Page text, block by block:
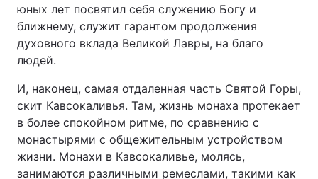
юных лет посвятил себя служению Богу и
ближнему, служит гарантом продолжения
духовного вклада Великой Лавры, на благо
людей.
И, наконец, самая отдаленная часть Святой Горы,
скит Кавсокаливья. Там, жизнь монаха протекает
в более спокойном ритме, по сравнению с
монастырями с общежительным устройством
жизни. Монахи в Кавсокаливье, молясь,
занимаются различными ремеслами, такими как